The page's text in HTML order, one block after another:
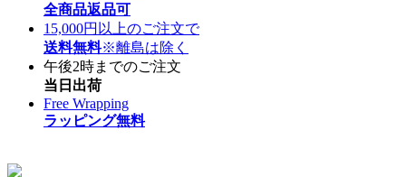
全商品返品可
15,000円以上のご注文で
送料無料※離島は除く
午後2時までのご注文
当日出荷
Free Wrapping
ラッピング無料